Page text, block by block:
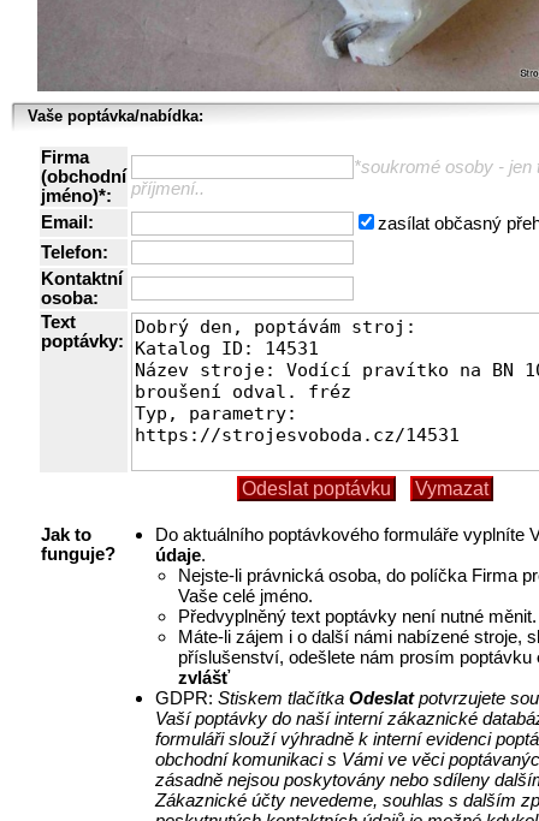
Vaše poptávka/nabídka:
Firma
(obchodní
jméno)*:
*soukromé osoby - jen
příjmení..
Email:
zasílat občasný
Telefon:
Kontaktní
osoba:
Text
poptávky:
Jak to
funguje?
Do aktuálního poptávkového formuláře vyplníte
údaje.
Nejste-li právnická osoba, do políčka Firma
Vaše celé jméno.
Předvyplněný text poptávky není nutné měnit.
Máte-li zájem i o další námi nabízené stroje,
příslušenství, odešlete nám prosím poptávku
zvlášť
GDPR: Stiskem tlačítka Odeslatpotvrzujete
Vaší poptávky do naší interní zákaznické
formuláři slouží výhradně k interní evidenci
obchodní komunikaci s Vámi ve věci
zásadně nejsou poskytovány nebo sdíleny
Zákaznické účty nevedeme, souhlas s dalším